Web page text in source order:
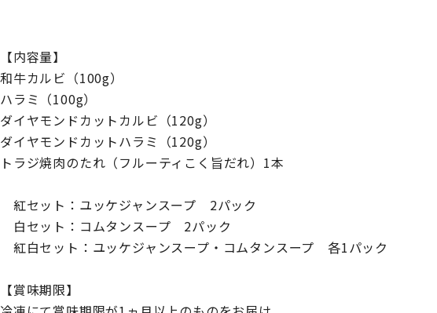
【内容量】
和牛カルビ（100g）
ハラミ（100g）
ダイヤモンドカットカルビ（120g）
ダイヤモンドカットハラミ（120g）
トラジ焼肉のたれ（フルーティこく旨だれ）1本
紅セット：ユッケジャンスープ 2パック
白セット：コムタンスープ 2パック
紅白セット：ユッケジャンスープ・コムタンスープ 各1パック
【賞味期限】